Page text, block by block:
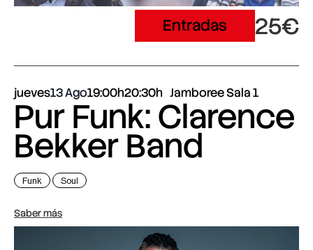
Entradas 25€
jueves13 Ago19:00h20:30h Jamboree Sala 1
Pur Funk: Clarence
Bekker Band
Funk Soul
Saber más